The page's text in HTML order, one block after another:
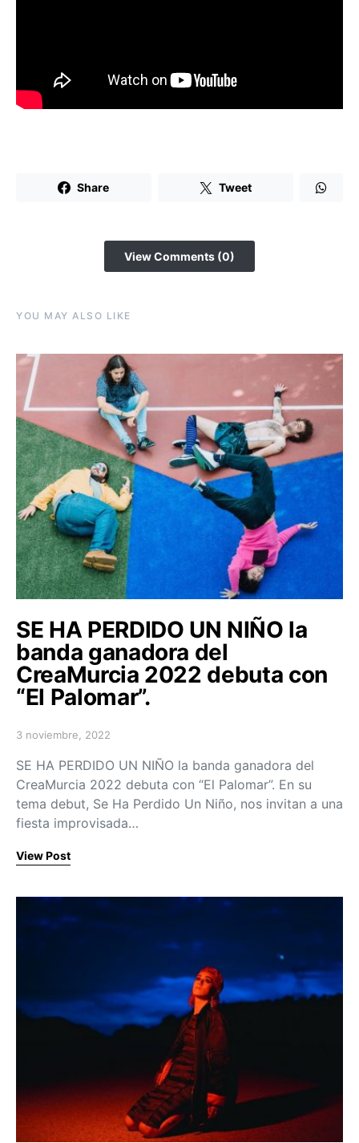
Share Tweet
View Comments (0)
YOU MAY ALSO LIKE
SE HA PERDIDO UN NIÑO la
banda ganadora del
CreaMurcia 2022 debuta con
“El Palomar”.
Posted on
3 noviembre, 2022
SE HA PERDIDO UN NIÑO la banda ganadora del
CreaMurcia 2022 debuta con “El Palomar”. En su
tema debut, Se Ha Perdido Un Niño, nos invitan a una
fiesta improvisada…
View Post